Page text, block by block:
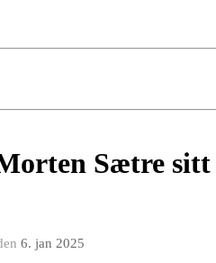
Sætre sitt
6. jan 2025